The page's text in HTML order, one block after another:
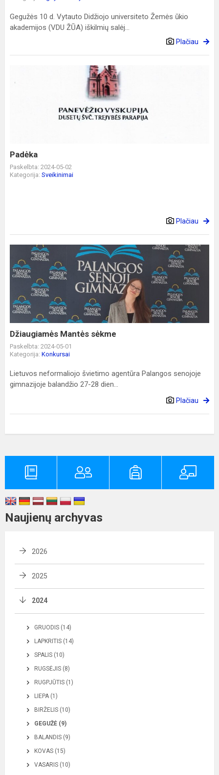
Gegužės 10 d. Vytauto Didžiojo universiteto Žemės ūkio
akademijos (VDU ŽŪA) iškilmių salėj...
Plačiau
Padėka
Paskelbta: 2024-05-02
Kategorija: Sveikinimai
Plačiau
Džiaugiamės
Mantės
sėkme
Džiaugiamės Mantės sėkme
Paskelbta: 2024-05-01
Kategorija: Konkursai
Lietuvos neformaliojo švietimo agentūra Palangos senojoje
gimnazijoje balandžio 27-28 dien...
Plačiau
Naujienų archyvas
2026
2025
2024
GRUODIS (14)
LAPKRITIS (14)
SPALIS (10)
RUGSĖJIS (8)
RUGPJŪTIS (1)
LIEPA (1)
BIRŽELIS (10)
GEGUŽĖ (9)
BALANDIS (9)
KOVAS (15)
VASARIS (10)